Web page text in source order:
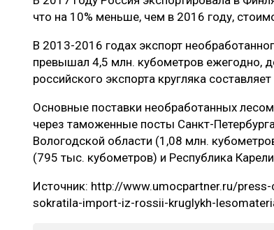
ЛЕСОВОССТАНОВЛЕНИЕ И ЗАЩИТА
ПРОИЗВОДСТВО ДРЕВЕСНЫХ ПЛИТ
ЦБП
ЭКСПЕРТНОЕ МНЕНИЕ
что на 10% меньше, чем в 2016 году,
В 2013-2016 годах экспорт
превышал 4,5 млн. кубометров ежегодно,
российского экспорта кругляка
Основные поставки необработанных
через таможенные посты Санкт-
Вологодской области (1,08 млн.
(795 тыс. кубометров) и Республика
Источник: http://www.umocpartner.ru/
sokratila-import-iz-rossii-kruglykh-